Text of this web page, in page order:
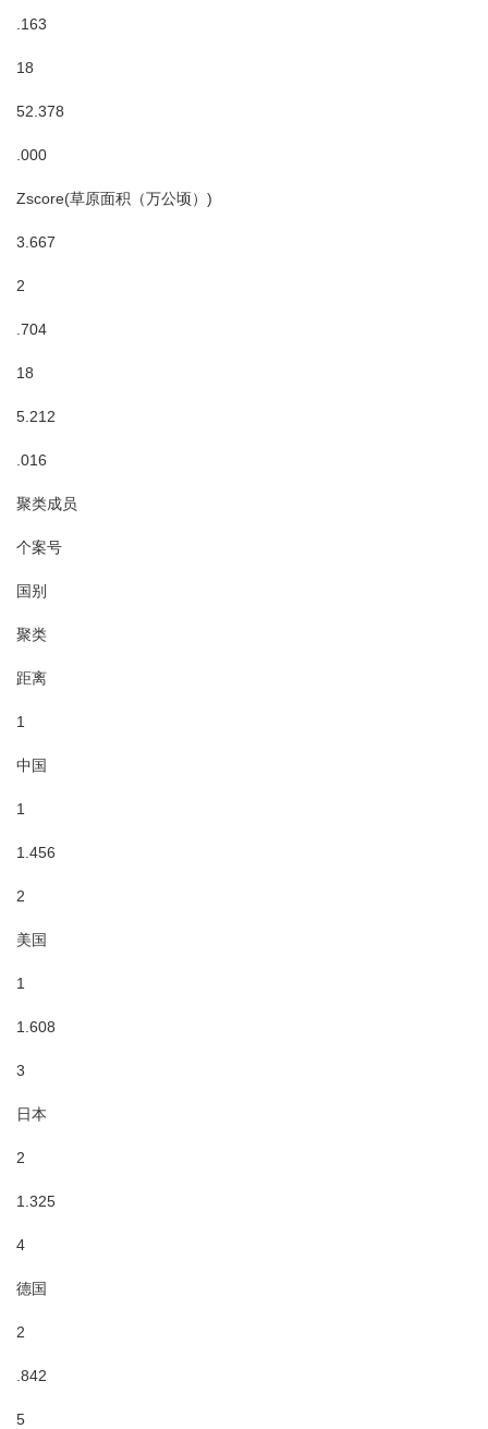
.163
18
52.378
.000
Zscore(草原面积（万公顷）)
3.667
2
.704
18
5.212
.016
聚类成员
个案号
国别
聚类
距离
1
中国
1
1.456
2
美国
1
1.608
3
日本
2
1.325
4
德国
2
.842
5